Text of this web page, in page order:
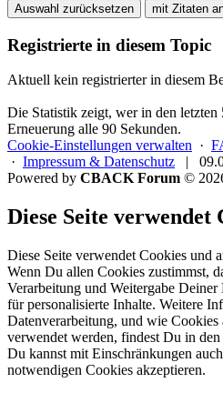
Auswahl zurücksetzen mit Zitaten
Registrierte in diesem Topic
Aktuell kein registrierter in diesem
Die Statistik zeigt, wer in den
Erneuerung alle 90 Sekunden.
Cookie-Einstellungen verwalten ·
· Impressum & Datenschutz |
Powered by CBACK Forum ©
Diese Seite verwendet
Diese Seite verwendet Cookies und
Wenn Du allen Cookies zustimmst,
Verarbeitung und Weitergabe
für personalisierte Inhalte. Weitere
Datenverarbeitung, und wie Cookies
verwendet werden, findest Du in den
Du kannst mit Einschränkungen
notwendigen Cookies akzeptieren.